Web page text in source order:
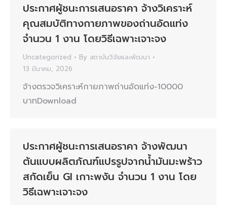
ประกาศผู้ชนะการเสนอราคา จ้างวิเคราะห์
คุณสมบัติทางกายภาพของถ่านอัดแท่ง
จำนวน 1 งาน โดยวิธีเฉพาะเจาะจง
Uncategorized By สถาบันวิจัยและพัฒนา
13 มีนาคม, 2026
จ้างตรวจวิเคราะห์กายภาพถ่านอัดแท่ง-10000
บาทDownload
ประกาศผู้ชนะการเสนอราคา จ้างพัฒนา
ต้นแบบผลิตภัณฑ์แปรรูปจากน้ำมันมะพร้าว
สกัดเย็น GI เกาะพงัน จำนวน 1 งาน โดย
วิธีเฉพาะเจาะจง